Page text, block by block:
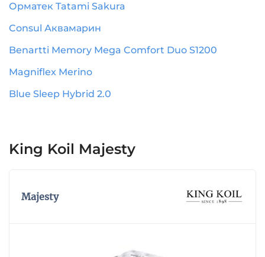
Орматек Tatami Sakura
Consul Аквамарин
Benartti Memory Mega Comfort Duo S1200
Magniflex Merino
Blue Sleep Hybrid 2.0
King Koil Majesty
Majesty